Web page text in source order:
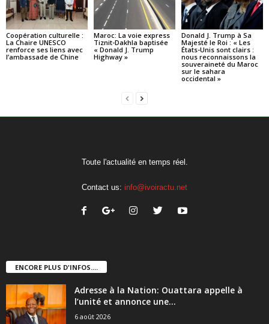
Coopération culturelle :
La Chaire UNESCO
renforce ses liens avec
l’ambassade de Chine
Maroc: La voie express
Tiznit-Dakhla baptisée
« Donald J. Trump
Highway »
Donald J. Trump à Sa
Majesté le Roi : « Les
États-Unis sont clairs :
nous reconnaissons la
souveraineté du Maroc
sur le sahara
occidental »
Toute l'actualité en temps réel.
Contact us: info@ivoiractu.net
ENCORE PLUS D'INFOS....
Adresse à la Nation: Ouattara appelle à
l’unité et annonce une...
6 août 2026